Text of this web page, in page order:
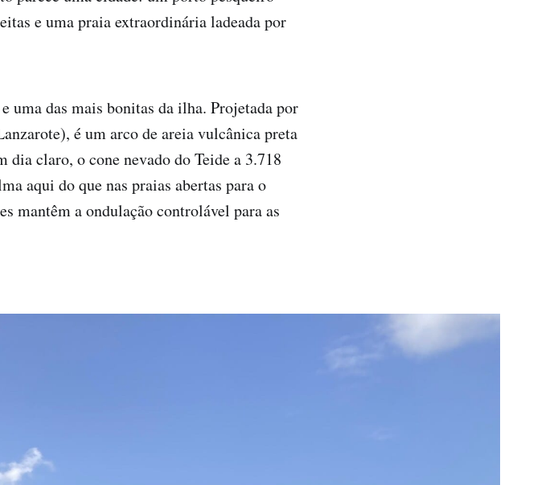
e uma praia extraordinária ladeada por
uma das mais bonitas da ilha. Projetada por
é um arco de areia vulcânica preta
claro, o cone nevado do Teide a 3.718
aqui do que nas praias abertas para o
mantêm a ondulação controlável para as